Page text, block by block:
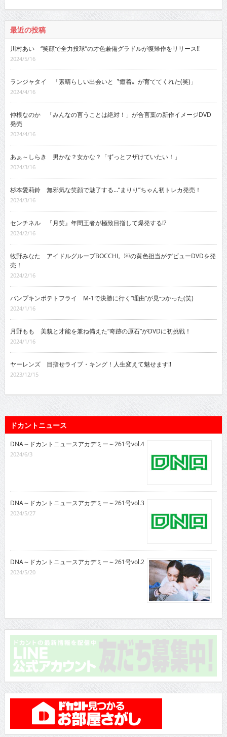
最近の投稿
川村あい “笑顔で全力投球”の才色兼備グラドルが復帰作をリリース!!
2024/5/16
ランジャタイ 「素晴らしい出会いと〝癒着〟が育ててくれた(笑)」
2024/4/16
仲根なのか 「みんなの言うことは絶対！」が合言葉の新作イメージDVD
発売
2024/4/16
あぁ～しらき 男かな？女かな？「ずっとフザけていたい！」
2024/3/16
杉本愛莉鈴 無邪気な笑顔で魅了する…“まりり”ちゃん初トレカ発売！
2024/3/16
センチネル 『月笑』年間王者が極致目指して爆発する!?
2024/2/16
牧野みなた アイドルグループBOCCHI。￼の黄色担当がデビューDVDを発
売！
2024/2/16
パンプキンポテトフライ M-1で決勝に行く“理由”が見つかった(笑)
2024/1/16
月野もも 美貌と才能を兼ね備えた“奇跡の原石”がDVDに初挑戦！
2024/1/16
ヤーレンズ 目指せライブ・キング！人生変えて魅せます!!
2023/12/15
ドカントニュース
DNA～ドカントニュースアカデミー～261号vol.4
2024/6/3
DNA～ドカントニュースアカデミー～261号vol.3
2024/5/27
DNA～ドカントニュースアカデミー～261号vol.2
2024/5/20